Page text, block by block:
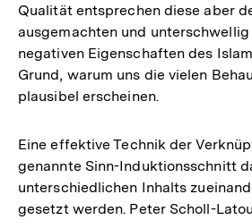
Qualität entsprechen diese aber
ausgemachten und
negativen Eigenschaften des
Grund, warum uns die vielen
plausibel erscheinen.
Eine effektive Technik der
genannte Sinn-Induktionsschnitt
unterschiedlichen Inhalts
gesetzt werden. Peter Scholl-